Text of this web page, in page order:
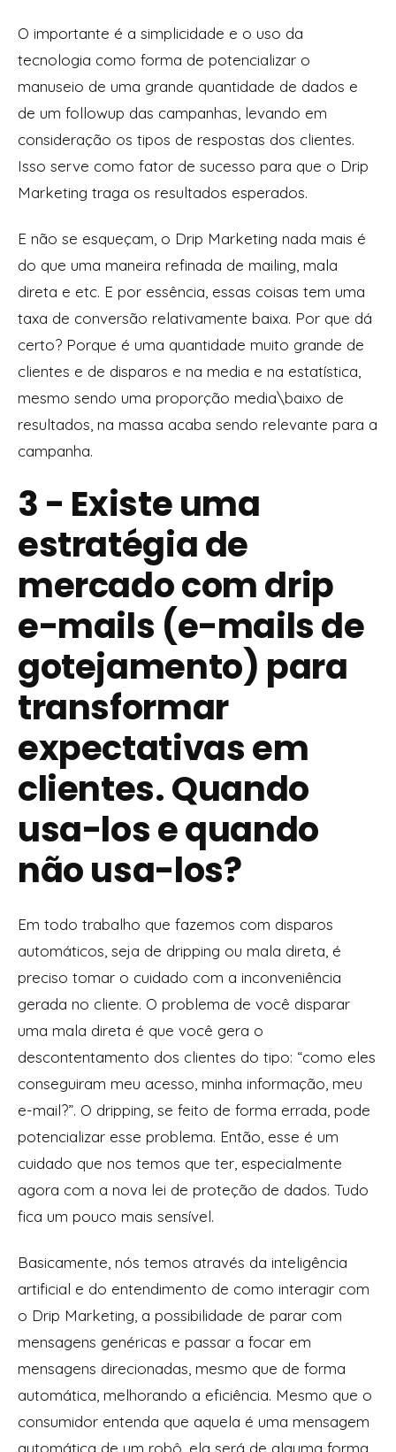
O importante é a simplicidade e o uso da
tecnologia como forma de potencializar o
manuseio de uma grande quantidade de dados e
de um followup das campanhas, levando em
consideração os tipos de respostas dos clientes.
Isso serve como fator de sucesso para que o Drip
Marketing traga os resultados esperados.
E não se esqueçam, o Drip Marketing nada mais é
do que uma maneira refinada de mailing, mala
direta e etc. E por essência, essas coisas tem uma
taxa de conversão relativamente baixa. Por que dá
certo? Porque é uma quantidade muito grande de
clientes e de disparos e na media e na estatística,
mesmo sendo uma proporção media\baixo de
resultados, na massa acaba sendo relevante para a
campanha.
3 - Existe uma
estratégia de
mercado com drip
e-mails (e-mails de
gotejamento) para
transformar
expectativas em
clientes. Quando
usa-los e quando
não usa-los?
Em todo trabalho que fazemos com disparos
automáticos, seja de dripping ou mala direta, é
preciso tomar o cuidado com a inconveniência
gerada no cliente. O problema de você disparar
uma mala direta é que você gera o
descontentamento dos clientes do tipo: “como eles
conseguiram meu acesso, minha informação, meu
e-mail?”. O dripping, se feito de forma errada, pode
potencializar esse problema. Então, esse é um
cuidado que nos temos que ter, especialmente
agora com a nova lei de proteção de dados. Tudo
fica um pouco mais sensível.
Basicamente, nós temos através da inteligência
artificial e do entendimento de como interagir com
o Drip Marketing, a possibilidade de parar com
mensagens genéricas e passar a focar em
mensagens direcionadas, mesmo que de forma
automática, melhorando a eficiência. Mesmo que o
consumidor entenda que aquela é uma mensagem
automática de um robô, ela será de alguma forma